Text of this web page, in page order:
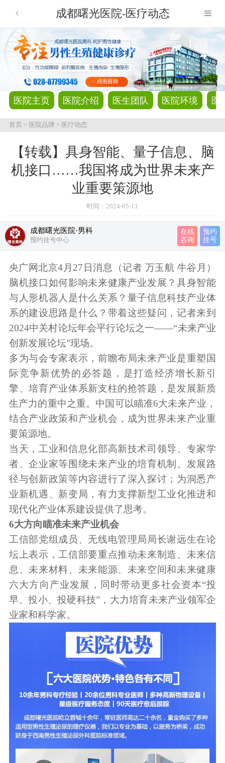
成都曙光医院-医疗动态
医院主页 医院介绍 医生团队 医院环境 医
首页> 医院品牌 > 医疗动态
【转载】具身智能、量子信息、脑
机接口……我国将成为世界未来产
业重要策源地
时间：2024-05-11
成都曙光医院·男科
预约挂号中心
在线
咨询
预约
挂号
央广网北京4月27日消息（记者 万玉航 牛谷月）
脑机接口如何影响未来健康产业发展？具身智能
与人形机器人是什么关系？量子信息科技产业体
系的建设思路是什么？带着这些疑问，记者来到
2024中关村论坛年会平行论坛之一——“未来产业
创新发展论坛”现场。
多为与会专家表示，前瞻布局未来产业是重塑国
际竞争新优势的必答题，是打造经济增长新引
擎、培育产业体系新支柱的抢答题，是发展新质
生产力的重中之重。中国可以瞄准6大未来产业，
结合产业政策和产业机会，成为世界未来产业重
要策源地。
当天，工业和信息化部高新技术司领导、专家学
者、企业家等围绕未来产业的培育机制、发展路
径与创新政策等内容进行了深入探讨；为洞悉产
业新机遇、新变局，有力支撑新型工业化推进和
现代化产业体系建设提供了思考。
6大方向瞄准未来产业机会
工信部党组成员、无线电管理局局长谢远生在论
坛上表示，工信部要重点推动未来制造、未来信
息、未来材料、未来能源、未来空间和未来健康
六大方向产业发展，同时带动更多社会资本“投
早、投小、投硬科技”，大力培育未来产业领军企
业家和科学家。